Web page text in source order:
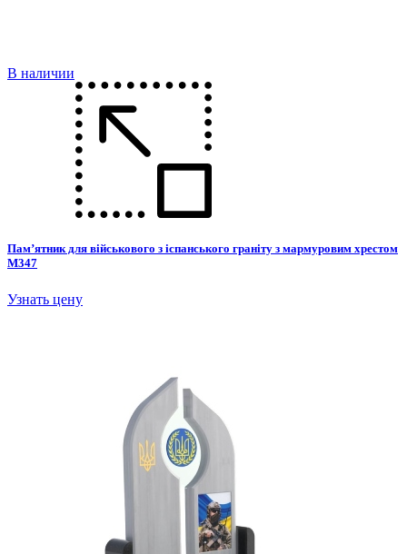
В наличии
Пам’ятник для військового з іспанського граніту з мармуровим хрестом
М347
Узнать цену